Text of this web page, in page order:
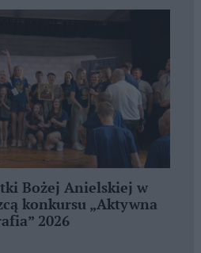
Bożej Anielskiej w
konkursu „Aktywna
2026